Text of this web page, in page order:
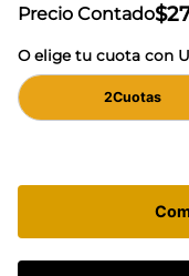
Precio Contado$27
O elige tu cuota con
2Cuotas